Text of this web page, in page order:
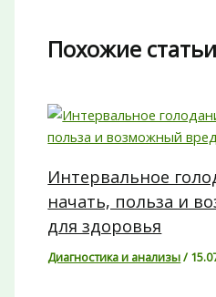
Похожие статьи
Интервальное
начать, польза и
для здоровья
Диагностика и анализы/